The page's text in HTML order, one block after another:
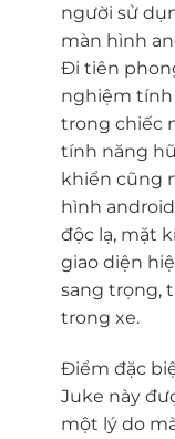
người sử
màn hình
Đi tiên
nghiệm tính
trong chiếc
tính năng
khiển cũng
hình
độc lạ, mặt
giao diện
sang trọng,
trong xe.
Điểm đặc
Juke này
một lý do